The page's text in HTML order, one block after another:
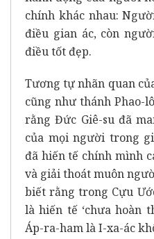
chính khác nhau:
điều gian ác, còn
điều tốt đẹp.
Tương tự nhãn quan
cũng như thánh Phao-
rằng Đức Giê-su đã
của mọi người trong
đã hiến tế chính mình
và giải thoát muôn
biết rằng trong Cựu
là hiến tế ‘chưa hoàn
Áp-ra-ham là I-xa-ác